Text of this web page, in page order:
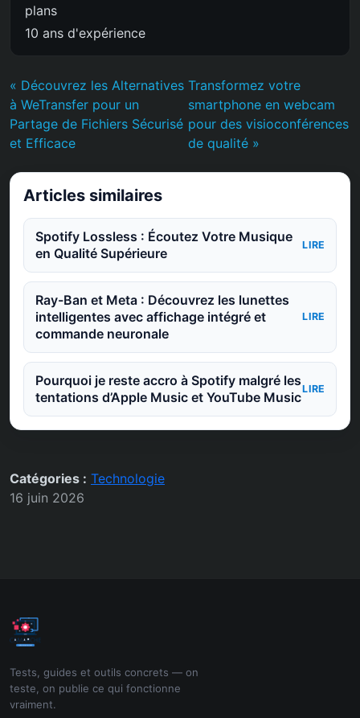
plans
10 ans d'expérience
« Découvrez les Alternatives
à WeTransfer pour un
Partage de Fichiers Sécurisé
et Efficace
Transformez votre
smartphone en webcam
pour des visioconférences
de qualité »
Articles similaires
Spotify Lossless : Écoutez Votre Musique
en Qualité Supérieure
LIRE
Ray-Ban et Meta : Découvrez les lunettes
intelligentes avec affichage intégré et
commande neuronale
LIRE
Pourquoi je reste accro à Spotify malgré les
tentations d’Apple Music et YouTube Music
LIRE
Catégories : Technologie
16 juin 2026
Tests, guides et outils concrets — on
teste, on publie ce qui fonctionne
vraiment.